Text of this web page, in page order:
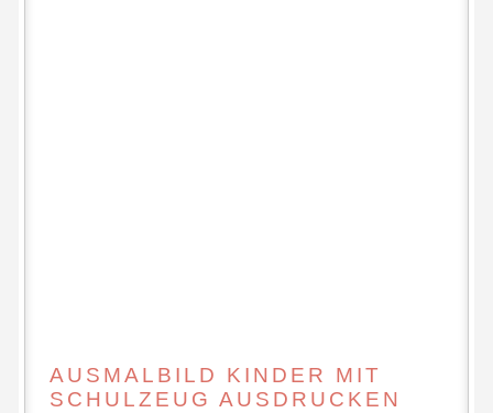
AUSMALBILD KINDER MIT
SCHULZEUG AUSDRUCKEN